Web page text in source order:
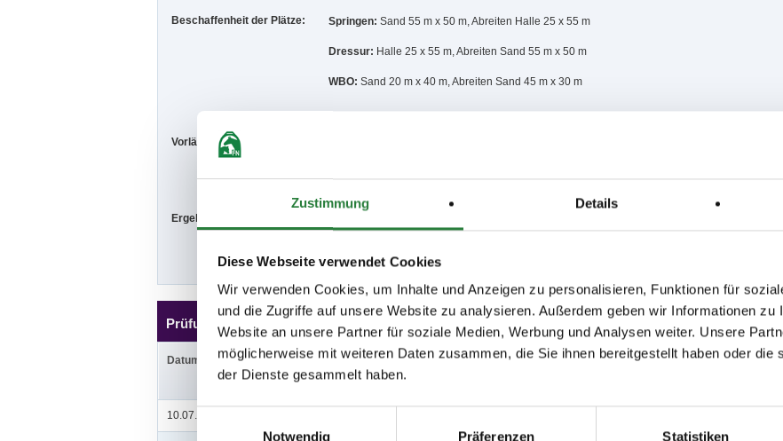
Zustimmung Details
Diese Webseite verwendet Cookies
Wir verwenden Cookies, um Inhalte und Anzeigen zu personalisieren, Funktionen für
und die Zugriffe auf unsere Website zu analysieren. Außerdem geben wir Informationen zu
Website an unsere Partner für soziale Medien, Werbung und Analysen weiter. Unsere
möglicherweise mit weiteren Daten zusammen, die Sie ihnen bereitgestellt haben oder die
der Dienste gesammelt haben.
Einwilligungsauswahl
Notwendig
Präferenzen Statistiken
Beschaffenheit der Plätze: Springen: Sand 55 m x 50 m, Abreiten Halle 25 x 55 m
Dressur: Halle 25 x 55 m, Abreiten Sand 55 m x 50 m
WBO: Sand 20 m x 40 m, Abreiten Sand 45 m x 30 m
Vorläufige Zeitenteilung:
Ergebnisse:
Prüfungen
Datum Prüfung Disziplin Preisgeld LKL/Art
10.07.2021 (